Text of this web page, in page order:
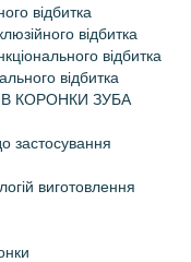
відбитка
відбитка
відбитка
відбитка
КОРОНКИ ЗУБА
застосування
виготовлення